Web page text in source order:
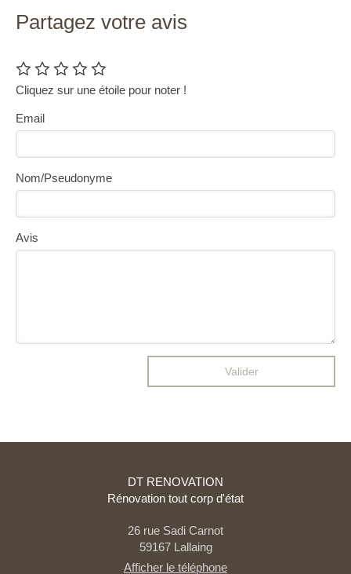
Partagez votre avis
Cliquez sur une étoile pour noter !
Email
Nom/Pseudonyme
Avis
Valider
DT RENOVATION
Rénovation tout corp d'état
26 rue Sadi Carnot
59167 Lallaing
Afficher le téléphone